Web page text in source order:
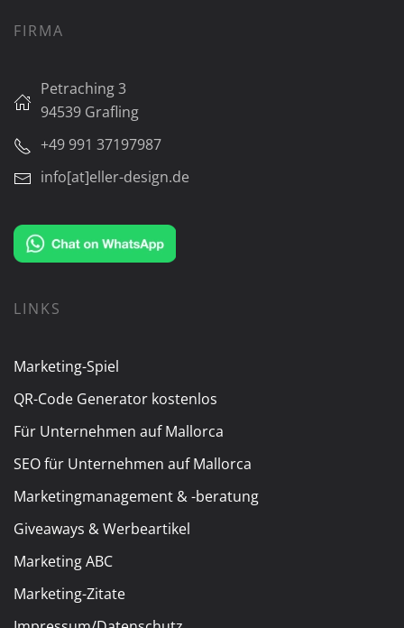
FIRMA
Petraching 3
94539 Grafling
+49 991 37197987
info[at]eller-design.de
LINKS
Marketing-Spiel
QR-Code Generator kostenlos
Für Unternehmen auf Mallorca
SEO für Unternehmen auf Mallorca
Marketingmanagement & -beratung
Giveaways & Werbeartikel
Marketing ABC
Marketing-Zitate